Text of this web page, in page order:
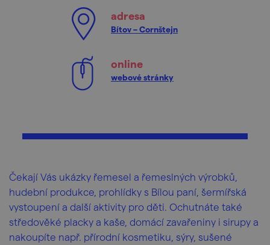
adresa
Bítov – Cornštejn
online
webové stránky
Čekají Vás ukázky řemesel a řemeslných výrobků,
hudební produkce, prohlídky s Bílou paní, šermířská
vystoupení a další aktivity pro děti. Ochutnáte také
středověké placky a kaše, domácí zavařeniny i sirupy a
nakoupíte např. přírodní kosmetiku, sýry, sušené